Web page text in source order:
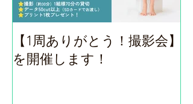
【1周ありがとう！撮影会】
を開催します！